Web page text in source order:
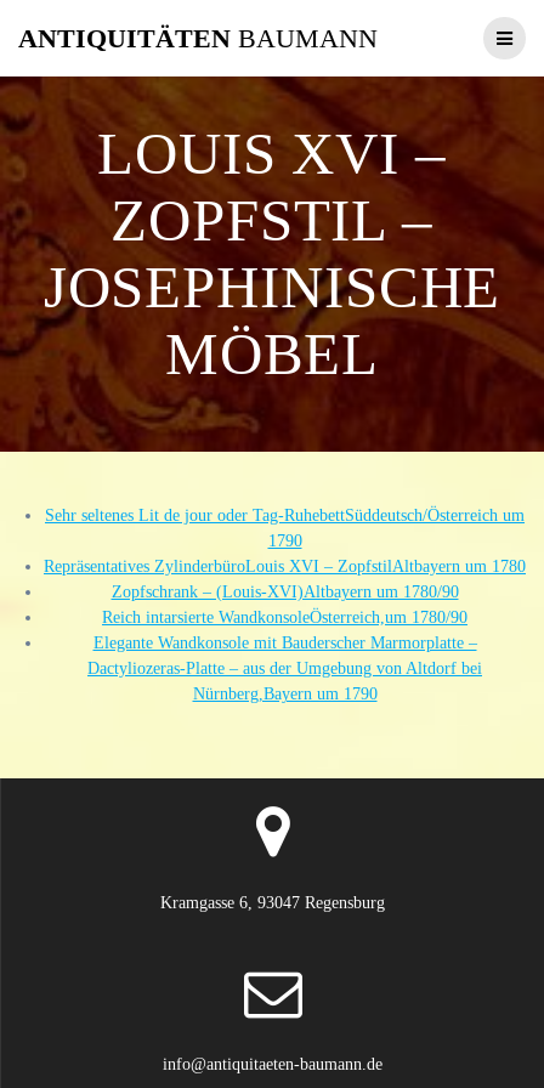
Inhalt
ANTIQUITÄTEN BAUMANN
LOUIS XVI –
ZOPFSTIL –
JOSEPHINISCHE
MÖBEL
Sehr seltenes Lit de jour oder Tag-RuhebettSüddeutsch/Österreich um
1790
Repräsentatives ZylinderbüroLouis XVI – ZopfstilAltbayern um 1780
Zopfschrank – (Louis-XVI)Altbayern um 1780/90
Reich intarsierte WandkonsoleÖsterreich,um 1780/90
Elegante Wandkonsole mit Bauderscher Marmorplatte –
Dactyliozeras-Platte – aus der Umgebung von Altdorf bei
Nürnberg,Bayern um 1790
Kramgasse 6, 93047 Regensburg
info@antiquitaeten-baumann.de